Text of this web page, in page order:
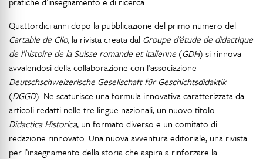
Quattordici anni dopo la pubblicazione del primo numero del
Cartable de Clio, la rivista creata dal Groupe d’étude de didactique
de l’histoire de la Suisse romande et italienne (GDH) si rinnova
avvalendosi della collaborazione con l’associazione
Deutschschweizerische Gesellschaft für Geschichtsdidaktik
(DGGD). Ne scaturisce una formula innovativa caratterizzata da
articoli redatti nelle tre lingue nazionali, un nuovo titolo :
Didactica Historica, un formato diverso e un comitato di
redazione rinnovato. Una nuova avventura editoriale, una rivista
per l’insegnamento della storia che aspira a rinforzare la